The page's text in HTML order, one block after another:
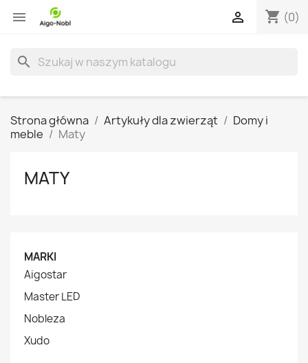
 shopping_cart (0)

search
Strona główna Artykuły dla zwierząt
Domy i
meble
Maty
MATY
MARKI
Aigostar
Master LED
Nobleza
Xudo